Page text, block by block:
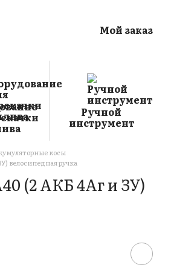
Мой заказ
Ручной
инструмент
косы
велосипедная ручка
(2 АКБ 4Аг и ЗУ)